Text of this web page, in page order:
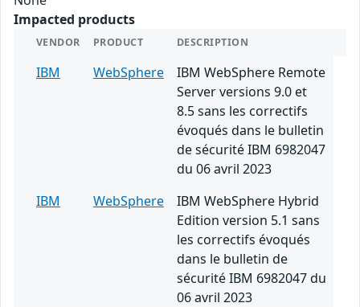
Impacted products
VENDOR PRODUCT DESCRIPTION
IBM WebSphere
IBM WebSphere Remote
Server versions 9.0 et
8.5 sans les correctifs
évoqués dans le bulletin
de sécurité IBM 6982047
du 06 avril 2023
IBM
WebSphere
IBM WebSphere Hybrid
Edition version 5.1 sans
les correctifs évoqués
dans le bulletin de
sécurité IBM 6982047 du
06 avril 2023